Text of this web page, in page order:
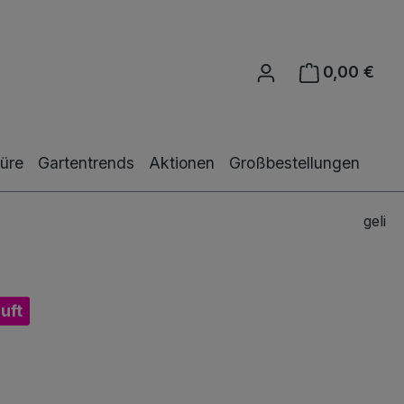
0,00 €
Gartentrends Aktionen Großbestellungen
geli